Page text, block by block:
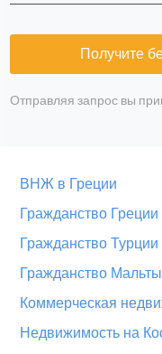
Получите
Отправляя запрос вы
ВНЖ в Греции
Гражданство Греции
Гражданство Турции
Гражданство Мальты
Коммерческая
Недвижимость на